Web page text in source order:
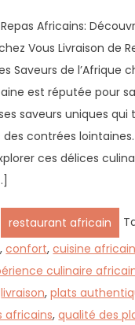
Africains:
Vous Livraison de
Saveurs de l’Afrique
est réputée pour
saveurs uniques qui
des contrées lointaines.
ces délices
restaurant africain
,confort,cuisine
culinaire
livraison,plats
africains,qualité des